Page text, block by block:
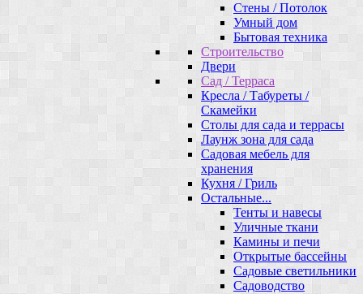
Стены / Потолок
Умный дом
Бытовая техника
Строительство
Двери
Сад / Терраса
Кресла / Табуреты /
Скамейки
Столы для сада и террасы
Лаунж зона для сада
Садовая мебель для
хранения
Кухня / Гриль
Остальные...
Тенты и навесы
Уличные ткани
Камины и печи
Открытые бассейны
Садовые светильники
Садоводство